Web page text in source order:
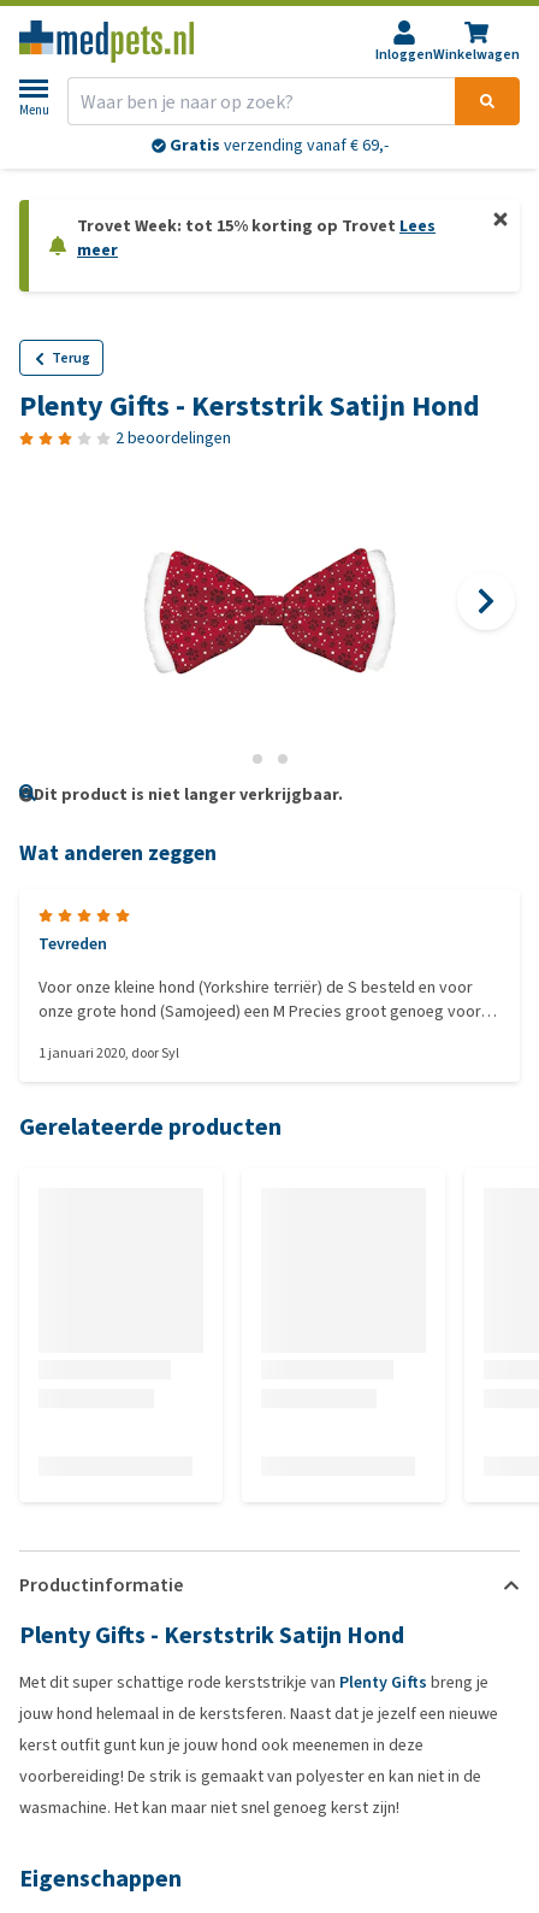
InloggenWinkelwagen
Menu
Gratis verzending vanaf € 69,-
Trovet Week: tot 15% korting op Trovet Lees
meer
Terug
Plenty Gifts - Kerststrik Satijn Hond
2 beoordelingen
Dit product is niet langer verkrijgbaar.
Wat anderen zeggen
Tevreden
Voor onze kleine hond (Yorkshire terriër) de S besteld en voor
onze grote hond (Samojeed) een M Precies groot genoeg voor
1 januari 2020, doorSyl
Gerelateerde producten
Productinformatie
Plenty Gifts - Kerststrik Satijn Hond
Met dit super schattige rode kerststrikje van Plenty Gifts breng je
jouw hond helemaal in de kerstsferen. Naast dat je jezelf een nieuwe
kerst outfit gunt kun je jouw hond ook meenemen in deze
voorbereiding! De strik is gemaakt van polyester en kan niet in de
wasmachine. Het kan maar niet snel genoeg kerst zijn!
Eigenschappen